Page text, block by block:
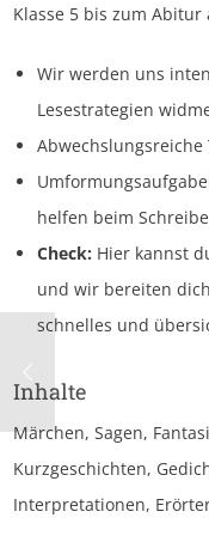
Klasse 5 bis zum Abitur
Wir werden uns
Lesestrategien
helfen beim
Check: Hier kannst
und wir bereiten
schnelles und
Inhalte
Märchen, Sagen,
Kurzgeschichten,
Interpretationen,